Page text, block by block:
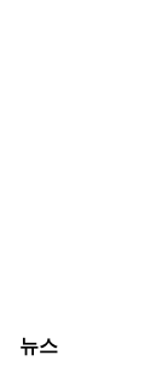
뉴스